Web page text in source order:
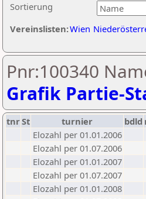
Sortierung
Vereinslisten:Wien
Pnr:100340
Grafik Partie-
tnrSt turnier bdld
Elozahl per 01.01.2006
Elozahl per 01.07.2006
Elozahl per 01.01.2007
Elozahl per 01.07.2007
Elozahl per 01.01.2008